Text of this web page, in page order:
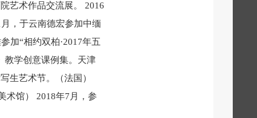
艺术作品交流展。 2016
，于云南德宏参加中缅
加“相约双柏·2017年五
教学创意课例集。天津
生艺术节。（法国）
术馆） 2018年7月，参